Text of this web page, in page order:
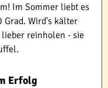
Im Sommer liebt es
Grad. Wird's kälter
reinholen - sie
Erfolg